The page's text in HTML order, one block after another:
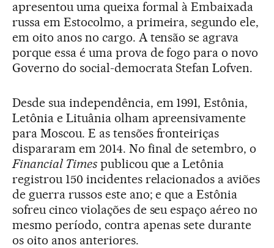
apresentou uma queixa formal à Embaixada
russa em Estocolmo, a primeira, segundo ele,
em oito anos no cargo. A tensão se agrava
porque essa é uma prova de fogo para o novo
Governo do social-democrata Stefan Lofven.
Desde sua independência, em 1991, Estônia,
Letônia e Lituânia olham apreensivamente
para Moscou. E as tensões fronteiriças
dispararam em 2014. No final de setembro, o
Financial Timespublicou que a Letônia
registrou 150 incidentes relacionados a aviões
de guerra russos este ano; e que a Estônia
sofreu cinco violações de seu espaço aéreo no
mesmo período, contra apenas sete durante
os oito anos anteriores.